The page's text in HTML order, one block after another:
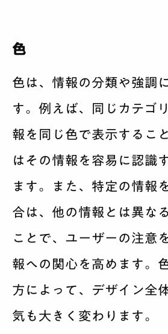
色
色は、情報の分類や強調
す。例えば、同じカテゴ
報を同じ色で表示するこ
はその情報を容易に認識
ます。また、特定の情報
合は、他の情報とは異な
ことで、ユーザーの注意
報への関心を高めます。
方によって、デザイン全
気も大きく変わります。